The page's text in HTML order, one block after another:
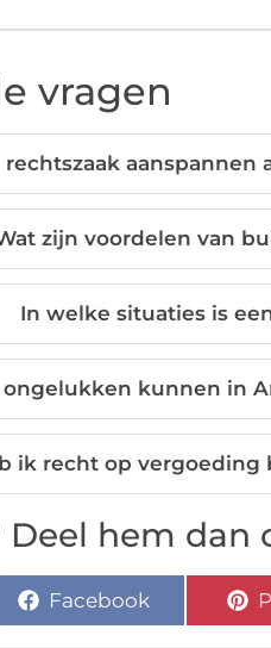
vragen
aanspannen
zijn voordelen van
In welke situaties is
ongelukken kunnen in
ik recht op vergoeding
hem dan
Facebook